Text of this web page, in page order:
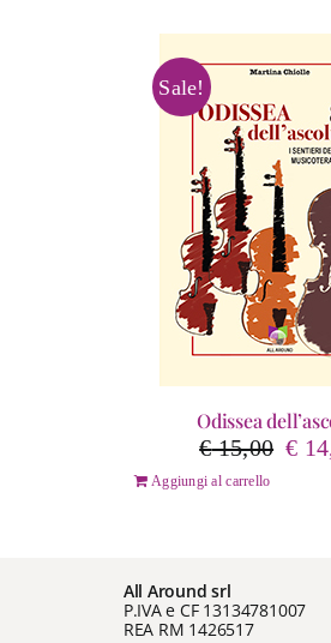
Sale!
Odissea
€15,00 Il
€
Aggiungi al carrello
All Around srl
P.IVA e CF 13134781007
REA RM 1426517